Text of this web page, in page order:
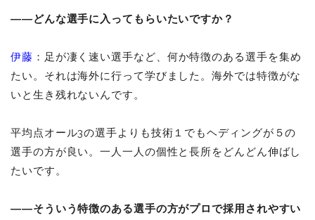
――どんな選手に入ってもらいたいですか？
伊藤 ：足が凄く速い選手など、何か特徴のある選手を集め
たい。それは海外に行って学びました。海外では特徴がな
いと生き残れないんです。
平均点オール3の選手よりも技術１でもヘディングが５の
選手の方が良い。一人一人の個性と長所をどんどん伸ばし
たいです。
――そういう特徴のある選手の方がプロで採用されやすい